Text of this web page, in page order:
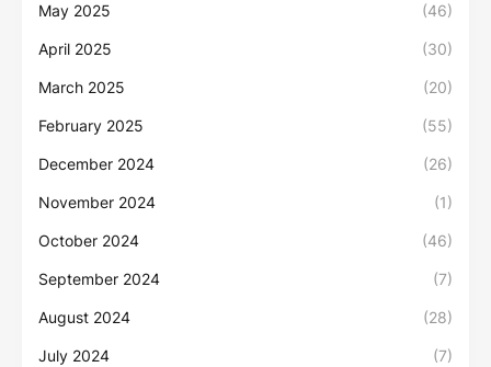
May 2025 (46)
April 2025 (30)
March 2025 (20)
February 2025 (55)
December 2024 (26)
November 2024 (1)
October 2024 (46)
September 2024 (7)
August 2024 (28)
July 2024 (7)